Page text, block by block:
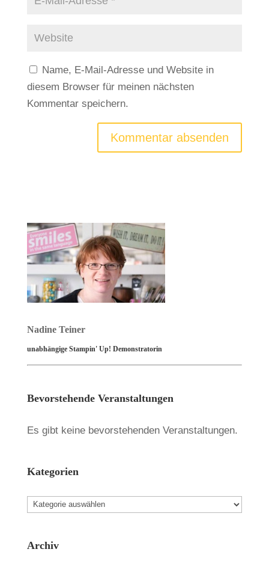
Name, E-Mail-Adresse und Website in
diesem Browser für meinen nächsten
Kommentar speichern.
Nadine Teiner
unabhängige Stampin' Up! Demonstratorin
Bevorstehende Veranstaltungen
Es gibt keine bevorstehenden Veranstaltungen.
Kategorien
Kategorien
Archiv